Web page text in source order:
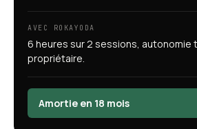
AVEC ROKAYODA
6 heures sur 2 sessions, autonomie
propriétaire.
Amortie en 18 mois